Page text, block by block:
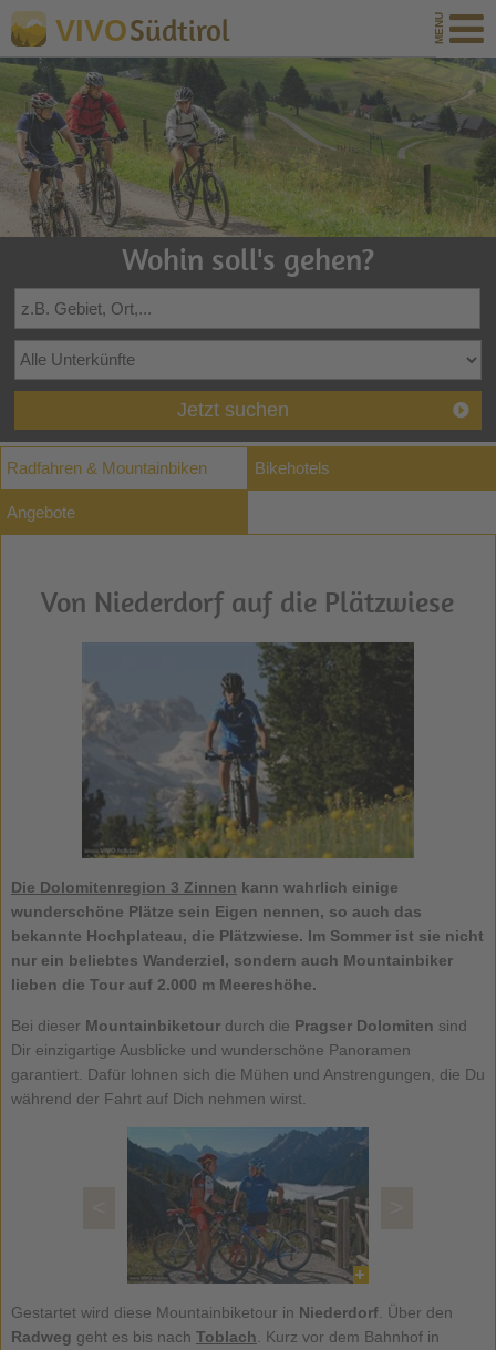
VIVOSüdtirol
Wohin soll's gehen?
Jetzt suchen
Radfahren & Mountainbiken Bikehotels
Angebote
Von Niederdorf auf die Plätzwiese
Die Dolomitenregion 3 Zinnen kann wahrlich einige
wunderschöne Plätze sein Eigen nennen, so auch das
bekannte Hochplateau, die Plätzwiese. Im Sommer ist sie nicht
nur ein beliebtes Wanderziel, sondern auch Mountainbiker
lieben die Tour auf 2.000 m Meereshöhe.
Bei dieser Mountainbiketourdurch die Pragser Dolomiten sind
Dir einzigartige Ausblicke und wunderschöne Panoramen
garantiert. Dafür lohnen sich die Mühen und Anstrengungen, die Du
während der Fahrt auf Dich nehmen wirst.
Gestartet wird diese Mountainbiketour in Niederdorf. Über den
Radweg geht es bis nach Toblach . Kurz vor dem Bahnhof in